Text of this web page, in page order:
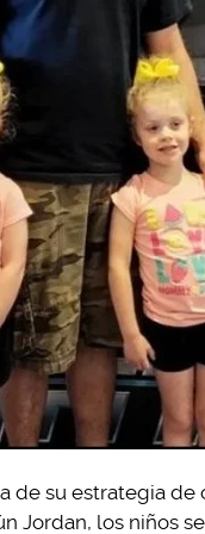
de su estrategia
Jordan, los niños